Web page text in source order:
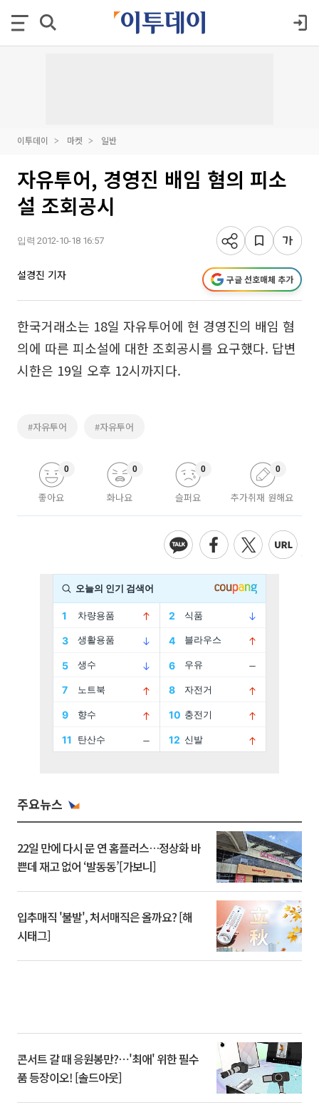
이투데이 마켓 일반
자유투어, 경영진 배임 혐의 피소
설 조회공시
입력 2012-10-18 16:57
설경진 기자 구글 선호매체 추가
한국거래소는 18일 자유투어에 현 경영진의 배임 혐
의에 따른 피소설에 대한 조회공시를 요구했다. 답변
시한은 19일 오후 12시까지다.
#자유투어 #자유투어
좋아요
0
화나요
0
슬퍼요
0
추가취재 원해요
0
주요뉴스
22일 만에 다시 문 연 홈플러스…정상화 바
쁜데 재고 없어 ‘발동동’[가보니]
입추매직 '불발', 처서매직은 올까요? [해
시태그]
콘서트 갈 때 응원봉만?⋯'최애' 위한 필수
품 등장이오! [솔드아웃]